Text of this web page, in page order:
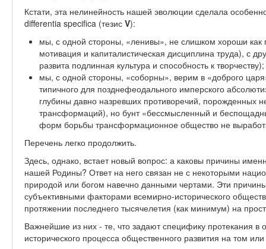
Кстати, эта нелинейность нашей эволюции сделала
differentia specifica (тезис V):
мы, с одной стороны, «ленивы», не слишком хороши
мотивация и капиталистическая дисциплина труда), с
развита подлинная культура и способность к творчеству);
мы, с одной стороны, «соборны», верим в «доброго
типичного для позднефеодального имперского
глубины давно назревших противоречий, порожденных
трансформаций), но бунт «бессмысленный и
форм борьбы трансформационное общество не
Перечень легко продолжить.
Здесь, однако, встает новый вопрос: а каковы причины
нашей Родины? Ответ на него связан не с некоторыми
природой или богом навечно данными чертами. Эти
субъективными факторами всемирно-исторического
протяжении последнего тысячелетия (как минимум) на
Важнейшие из них - те, что задают специфику протекания
исторического процесса общественного развития на том